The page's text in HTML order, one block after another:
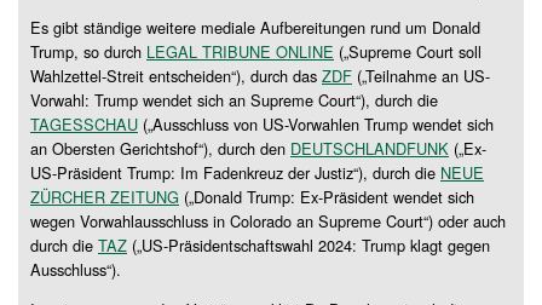
Es gibt ständige weitere mediale Aufbereitungen rund um Donald
Trump, so durch LEGAL TRIBUNE ONLINE („Supreme Court soll
Wahlzettel-Streit entscheiden“), durch das ZDF („Teilnahme an US-
Vorwahl: Trump wendet sich an Supreme Court“), durch die
TAGESSCHAU („Ausschluss von US-Vorwahlen Trump wendet sich
an Obersten Gerichtshof“), durch den DEUTSCHLANDFUNK („Ex-
US-Präsident Trump: Im Fadenkreuz der Justiz“), durch die NEUE
ZÜRCHER ZEITUNG („Donald Trump: Ex-Präsident wendet sich
wegen Vorwahlausschluss in Colorado an Supreme Court“) oder auch
durch die TAZ („US-Präsidentschaftswahl 2024: Trump klagt gegen
Ausschluss“).